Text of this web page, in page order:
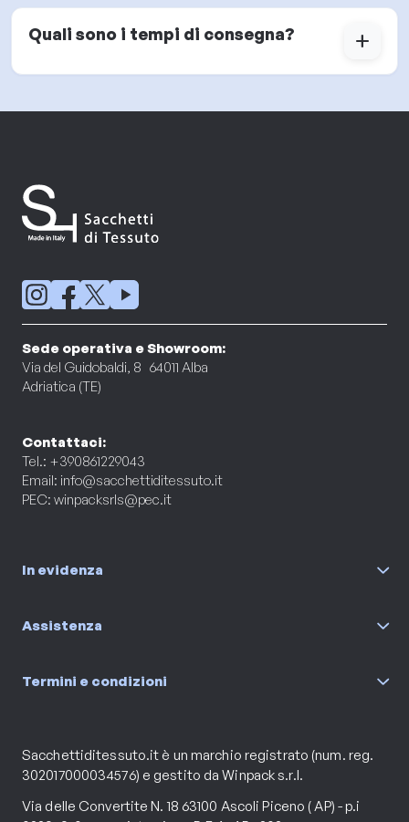
Quali sono i tempi di consegna? add
Sede operativa e Showroom:
Via del Guidobaldi, 8 64011 Alba
Adriatica (TE)
Contattaci:
Tel.: +390861229043
Email: info@sacchettiditessuto.it
PEC: winpacksrls@pec.it
In evidenza
Assistenza
Termini e condizioni
Sacchettiditessuto.it è un marchio registrato (num. reg.
302017000034576) e gestito da Winpack s.r.l.
Via delle Convertite N. 18 63100 Ascoli Piceno ( AP) - p.i